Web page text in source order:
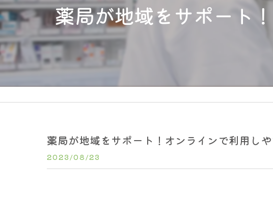
薬局が地域をサポート
薬局が地域をサポート！オンラインで利用し
2023/08/23